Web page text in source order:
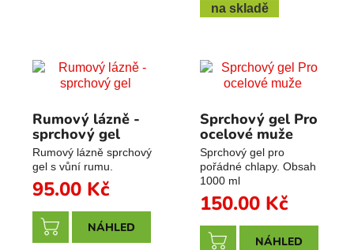
na skladě
Rumový lázně -
sprchový gel
Rumový lázně sprchový
gel s vůní rumu.
95.00 Kč
NÁHLED
Sprchový gel Pro
ocelové muže
Sprchový gel pro
pořádné chlapy. Obsah
1000 ml
150.00 Kč
NÁHLED